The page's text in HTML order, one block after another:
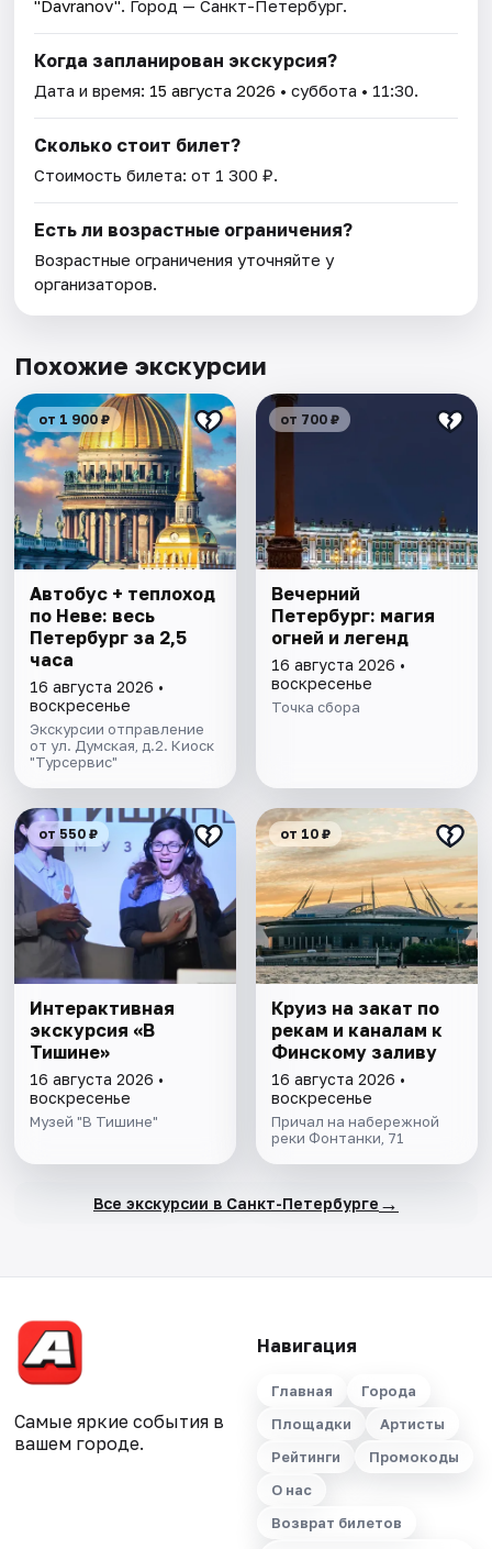
"Davranov". Город — Санкт-Петербург.
Когда запланирован экскурсия?
Дата и время: 15 августа 2026 • суббота • 11:30.
Сколько стоит билет?
Стоимость билета: от 1 300 ₽.
Есть ли возрастные ограничения?
Возрастные ограничения уточняйте у
организаторов.
Похожие экскурсии
от 1 900 ₽
Автобус + теплоход
по Неве: весь
Петербург за 2,5
часа
16 августа 2026 •
воскресенье
Экскурсии отправление
от ул. Думская, д.2. Киоск
"Турсервис"
от 700 ₽
Вечерний
Петербург: магия
огней и легенд
16 августа 2026 •
воскресенье
Точка сбора
от 550 ₽
Интерактивная
экскурсия «В
Тишине»
16 августа 2026 •
воскресенье
Музей "В Тишине"
от 10 ₽
Круиз на закат по
рекам и каналам к
Финскому заливу
16 августа 2026 •
воскресенье
Причал на набережной
реки Фонтанки, 71
Все экскурсии в Санкт-Петербурге →
Самые яркие события в
вашем городе.
Навигация
Главная
Города
Площадки
Артисты
Рейтинги
Промокоды
О нас
Возврат билетов